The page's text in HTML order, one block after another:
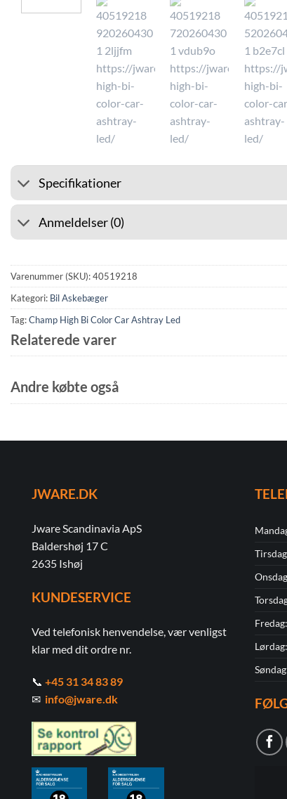
Specifikationer
Anmeldelser (0)
Varenummer (SKU):40519218
Kategori: Bil Askebæger
Tag:Champ High Bi Color Car Ashtray Led
Relaterede varer
Andre købte også
JWARE.DK
Jware Scandinavia ApS
Baldershøj 17 C
2635 Ishøj
KUNDESERVICE
Ved telefonisk henvendelse, vær venligst
klar med dit ordre nr.
📞 +45 31 34 83 89
✉ info@jware.dk
Fredag:
Lørdag: